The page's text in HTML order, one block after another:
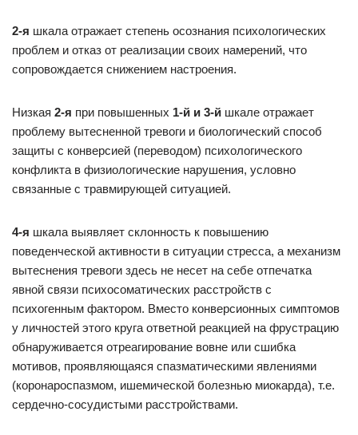
2-я шкала отражает степень осознания психологических
проблем и отказ от реализации своих намерений, что
сопровождается снижением настроения.
Низкая 2-я при повышенных 1-й и 3-й шкале отражает
проблему вытесненной тревоги и биологический способ
защиты с конверсией (переводом) психологического
конфликта в физиологические нарушения, условно
связанные с травмирующей ситуацией.
4-я шкала выявляет склонность к повышению
поведенческой активности в ситуации стресса, а механизм
вытеснения тревоги здесь не несет на себе отпечатка
явной связи психосоматических расстройств с
психогенным фактором. Вместо конверсионных симптомов
у личностей этого круга ответной реакцией на фрустрацию
обнаруживается отреагирование вовне или сшибка
мотивов, проявляющаяся спазматическими явлениями
(коронароспазмом, ишемической болезнью миокарда), т.е.
сердечно-сосудистыми расстройствами.